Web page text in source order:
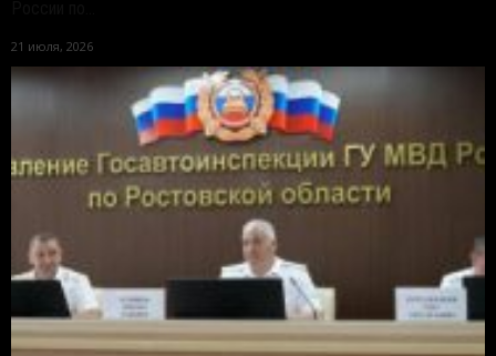
21 июля, 2026